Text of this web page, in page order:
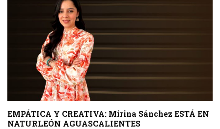
EMPÁTICA Y CREATIVA: Mirina Sánchez ESTÁ EN
NATURLEÓN AGUASCALIENTES